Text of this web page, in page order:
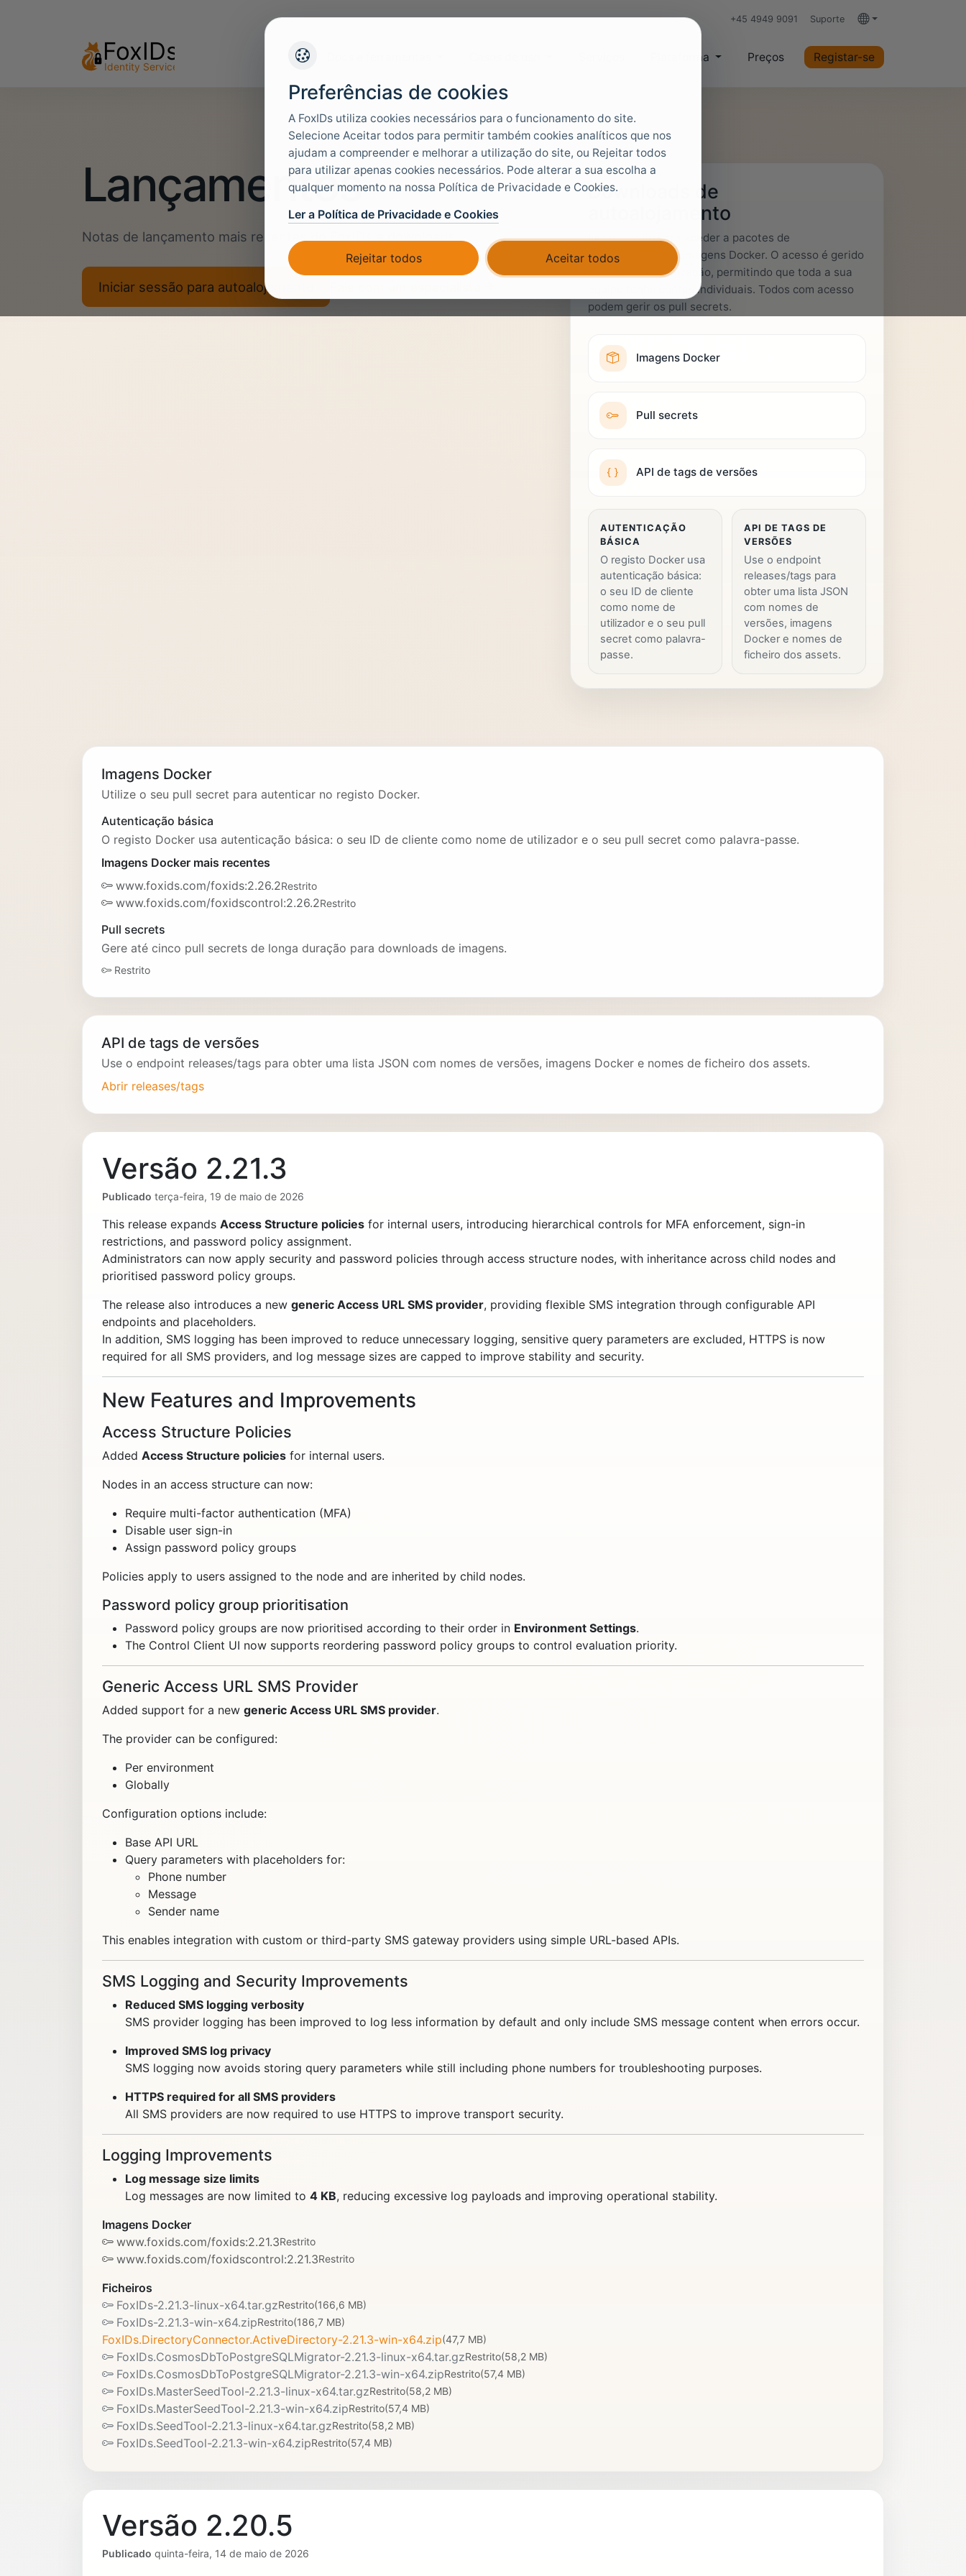
+45 4949 9091 Suporte Idiomas
Plataforma Preços Registar-se
Lançamentos
Notas de lançamento mais recentes do FoxIDs e downloads.
Iniciar sessão para autoalojamento
Downloads de
autoalojamento
Inicie sessão para aceder a pacotes de
autoalojamento e imagens Docker. O acesso é gerido
ao nível da organização, permitindo que toda a sua
equipa tenha contas individuais. Todos com acesso
podem gerir os pull secrets.
Imagens Docker
Pull secrets
API de tags de versões
AUTENTICAÇÃO
BÁSICA
O registo Docker usa
autenticação básica:
o seu ID de cliente
como nome de
utilizador e o seu pull
secret como palavra-
passe.
API DE TAGS DE
VERSÕES
Use o endpoint
releases/tags para
obter uma lista JSON
com nomes de
versões, imagens
Docker e nomes de
ficheiro dos assets.
Imagens Docker
Utilize o seu pull secret para autenticar no registo Docker.
Autenticação básica
O registo Docker usa autenticação básica: o seu ID de cliente como nome de utilizador e o seu pull secret como palavra-passe.
Imagens Docker mais recentes
www.foxids.com/foxids:2.26.2Restrito
www.foxids.com/foxidscontrol:2.26.2Restrito
Pull secrets
Gere até cinco pull secrets de longa duração para downloads de imagens.
Restrito
API de tags de versões
Use o endpoint releases/tags para obter uma lista JSON com nomes de versões, imagens Docker e nomes de ficheiro dos assets.
Abrir releases/tags
Versão 2.21.3
Publicado terça-feira, 19 de maio de 2026
This release expands Access Structure policiesfor internal users, introducing hierarchical controls for MFA enforcement, sign-in
restrictions, and password policy assignment.
Administrators can now apply security and password policies through access structure nodes, with inheritance across child nodes and
prioritised password policy groups.
The release also introduces a new generic Access URL SMS provider, providing flexible SMS integration through configurable API
endpoints and placeholders.
In addition, SMS logging has been improved to reduce unnecessary logging, sensitive query parameters are excluded, HTTPS is now
required for all SMS providers, and log message sizes are capped to improve stability and security.
New Features and Improvements
Access Structure Policies
Added Access Structure policiesfor internal users.
Nodes in an access structure can now:
Require multi-factor authentication (MFA)
Disable user sign-in
Assign password policy groups
Policies apply to users assigned to the node and are inherited by child nodes.
Password policy group prioritisation
Password policy groups are now prioritised according to their order in Environment Settings.
The Control Client UI now supports reordering password policy groups to control evaluation priority.
Generic Access URL SMS Provider
Added support for a new generic Access URL SMS provider.
The provider can be configured:
Per environment
Globally
Configuration options include:
Base API URL
Query parameters with placeholders for:
Phone number
Message
Sender name
This enables integration with custom or third-party SMS gateway providers using simple URL-based APIs.
SMS Logging and Security Improvements
Reduced SMS logging verbosity
SMS provider logging has been improved to log less information by default and only include SMS message content when errors occur.
Improved SMS log privacy
SMS logging now avoids storing query parameters while still including phone numbers for troubleshooting purposes.
HTTPS required for all SMS providers
All SMS providers are now required to use HTTPS to improve transport security.
Logging Improvements
Log message size limits
Log messages are now limited to 4 KB, reducing excessive log payloads and improving operational stability.
Imagens Docker
www.foxids.com/foxids:2.21.3Restrito
www.foxids.com/foxidscontrol:2.21.3Restrito
Ficheiros
FoxIDs-2.21.3-linux-x64.tar.gzRestrito(166,6 MB)
FoxIDs-2.21.3-win-x64.zipRestrito(186,7 MB)
FoxIDs.DirectoryConnector.ActiveDirectory-2.21.3-win-x64.zip(47,7 MB)
FoxIDs.CosmosDbToPostgreSQLMigrator-2.21.3-linux-x64.tar.gzRestrito(58,2 MB)
FoxIDs.CosmosDbToPostgreSQLMigrator-2.21.3-win-x64.zipRestrito(57,4 MB)
FoxIDs.MasterSeedTool-2.21.3-linux-x64.tar.gzRestrito(58,2 MB)
FoxIDs.MasterSeedTool-2.21.3-win-x64.zipRestrito(57,4 MB)
FoxIDs.SeedTool-2.21.3-linux-x64.tar.gzRestrito(58,2 MB)
FoxIDs.SeedTool-2.21.3-win-x64.zipRestrito(57,4 MB)
Versão 2.20.5
Publicado quinta-feira, 14 de maio de 2026
Preferências de cookies
A FoxIDs utiliza cookies necessários para o funcionamento do site.
Selecione Aceitar todos para permitir também cookies analíticos que nos
ajudam a compreender e melhorar a utilização do site, ou Rejeitar todos
para utilizar apenas cookies necessários. Pode alterar a sua escolha a
qualquer momento na nossa Política de Privacidade e Cookies.
Ler a Política de Privacidade e Cookies
Rejeitar todos Aceitar todos